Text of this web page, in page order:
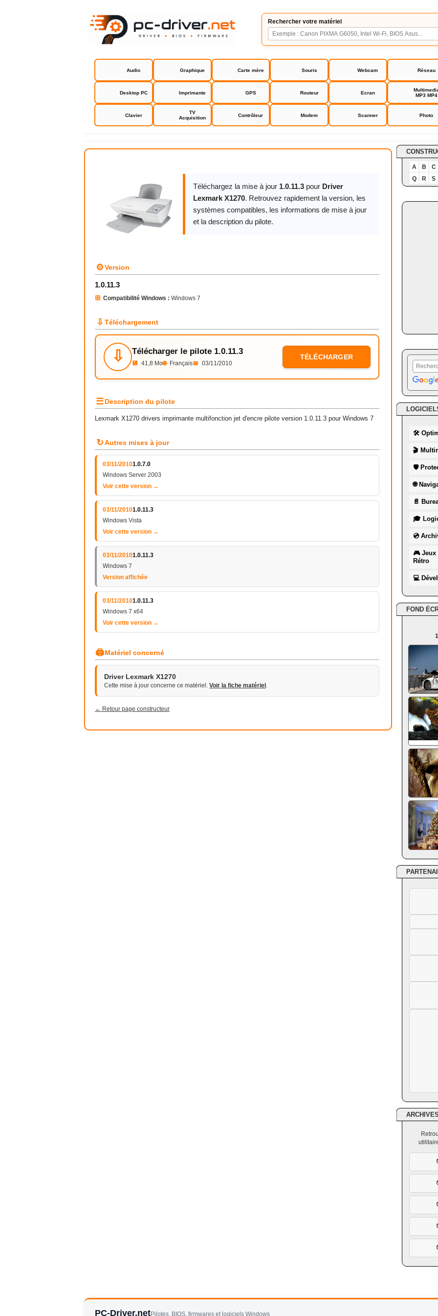
Rechercher votre matériel
Audio Graphique Carte mère Souris Webcam Réseau
Desktop PC Imprimante GPS Routeur Ecran
MP3 MP4
Clavier
TV
Acquisition
Contrôleur Modem Scanner Photo
Driver Lexmark X1270
Téléchargez la mise à jour 1.0.11.3 pour Driver
Lexmark X1270. Retrouvez rapidement la version, les
systèmes compatibles, les informations de mise à jour
et la description du pilote.
⚙Version
1.0.11.3
⊞ Compatibilité Windows : Windows 7
⇩ Téléchargement
⇩ Télécharger le pilote 1.0.11.3
💾 41,8 Mo🌐 Français📅 03/11/2010
TÉLÉCHARGER
☰Description du pilote
Lexmark X1270 drivers imprimante multifonction jet d'encre pilote version 1.0.11.3 pour Windows 7
↻Autres mises à jour
03/11/20101.0.7.0
Windows Server 2003
Voir cette version →
03/11/20101.0.11.3
Windows Vista
Voir cette version →
03/11/20101.0.11.3
Windows 7
Version affichée
03/11/20101.0.11.3
Windows 7 x64
Voir cette version →
🖨Matériel concerné
Driver Lexmark X1270
Cette mise à jour concerne ce matériel. Voir la fiche matériel .
← Retour page constructeur
A B
C
Q
R S
🛠
🎬
🛡
🌐
📄
🎓
💿
🎮 Jeux
Rétro
💻
FOND
PC-Driver.netPilotes, BIOS, firmwares et logiciels Windows